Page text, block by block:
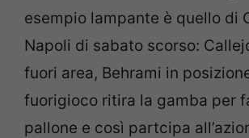
esempio lampante è quello di
Napoli di sabato scorso:
fuori area, Behrami in
fuorigioco ritira la gamba per
pallone e così partcipa